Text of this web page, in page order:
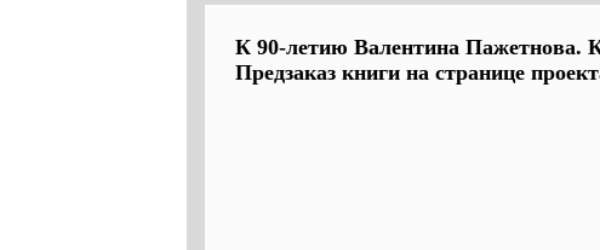
К 90-летию Валентина Пажетнова.
Предзаказ книги на странице